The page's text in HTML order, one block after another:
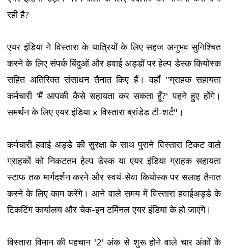
रही है?
एयर इंडिया ने विस्तारा के यात्रियों के लिए सहज अनुभव सुनिश्चित
करने के लिए संपर्क बिंदुओं और हवाई अड्डों पर हेल्प डेस्क कियोस्क
सहित अतिरिक्त संसाधन तैनात किए हैं। वहाँ "ग्राहक सहायता
कर्मचारी 'मैं आपकी कैसे सहायता कर सकता हूँ?' पहने हुए होंगे।
समर्थन के लिए एयर इंडिया x विस्तारा ब्रांडेड टी-शर्ट"।
कर्मचारी हवाई अड्डे की सुरक्षा के साथ पुराने विस्तारा टिकट वाले
ग्राहकों को निकटतम हेल्प डेस्क या एयर इंडिया ग्राहक सहायता
स्टाफ तक मार्गदर्शन करने और स्वयं-सेवा कियोस्क पर सलाह तैनात
करने के लिए काम करेंगे। आने वाले समय में विस्तारा हवाईअड्डे के
टिकटिंग कार्यालय और चेक-इन टर्मिनल एयर इंडिया के हो जाएंगे।
विस्तारा विमान की पहचान '2' अंक से शुरू होने वाले चार अंकों के